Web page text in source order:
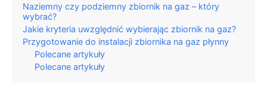
Naziemny czy podziemny zbiornik na gaz – który
wybrać?
Jakie kryteria uwzględnić wybierając zbiornik na gaz?
Przygotowanie do instalacji zbiornika na gaz płynny
Polecane artykuły
Polecane artykuły